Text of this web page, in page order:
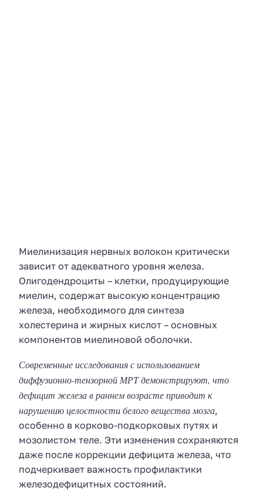
Миелинизация нервных волокон критически
зависит от адекватного уровня железа.
Олигодендроциты – клетки, продуцирующие
миелин, содержат высокую концентрацию
железа, необходимого для синтеза
холестерина и жирных кислот – основных
компонентов миелиновой оболочки.
Современные исследования с использованием
диффузионно-тензорной МРТ демонстрируют, что
дефицит железа в раннем возрасте приводит к
нарушению целостности белого вещества мозга,
особенно в корково-подкорковых путях и
мозолистом теле. Эти изменения сохраняются
даже после коррекции дефицита железа, что
подчеркивает важность профилактики
железодефицитных состояний.